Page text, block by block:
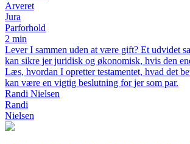
Arveret
Jura
Parforhold
2 min
Lever I sammen uden at være gift? Et udvidet
kan sikre jer juridisk og økonomisk, hvis den
Læs, hvordan I opretter testamentet, hvad det
kan være en vigtig beslutning for jer som par.
Randi Nielsen
Randi
Nielsen